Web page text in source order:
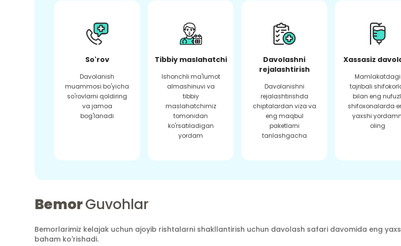
So'rov
Davolanish
muammosi bo'yicha
so'rovlarni qoldiring
va jamoa
bog'lanadi
Tibbiy maslahatchi
Ishonchli ma'lumot
almashinuvi va
tibbiy
maslahatchimiz
tomonidan
ko'rsatiladigan
yordam
Davolashni
rejalashtirish
Davolanishni
rejalashtirishda
chiptalardan viza va
eng maqbul
paketlarni
tanlashgacha
Xassasiz
Mamlakatdagi
tajribali
bilan eng
shifoxonalarda
yaxshi
oling
BemorGuvohlar
Bemorlarimiz kelajak uchun ajoyib rishtalarni shakllantirish uchun davolash safari davomida eng
baham ko'rishadi.